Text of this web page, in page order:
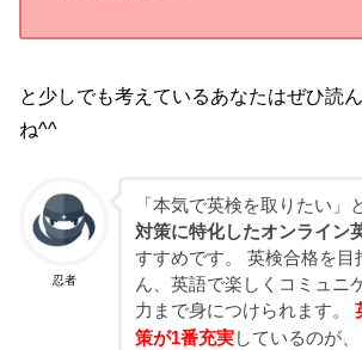
と少しでも考えているあなたはぜひ読
ね^^
忍者
「本気で英検を取りたい」
対策に特化したオンライン
すすめです。 英検合格を目
ん、英語で楽しくコミュニ
力まで身につけられます。
策が1番充実しているのが、